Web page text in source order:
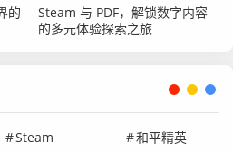
的
Steam 与 PDF，解锁数字内容
的多元体验探索之旅
Steam 和平精英